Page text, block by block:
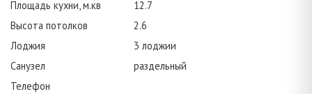
Площадь кухни, м.кв
12.7
Высота потолков
2.6
Лоджия
3 лоджии
Санузел
раздельный
Телефон